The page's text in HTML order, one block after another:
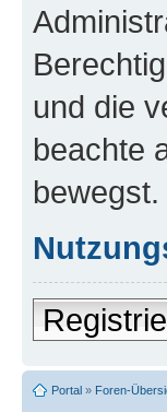
und die
beachte
bewegst.
Portal » Foren-